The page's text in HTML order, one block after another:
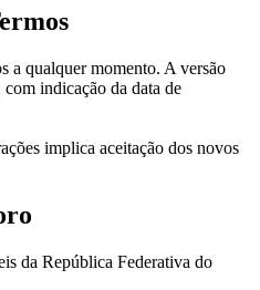
a qualquer momento. A versão
indicação da data de
implica aceitação dos novos
da República Federativa do